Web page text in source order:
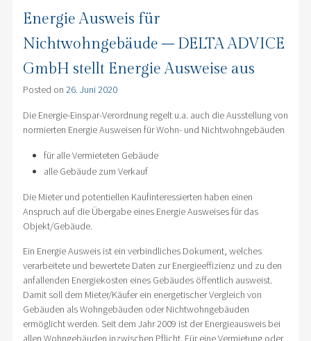
Energie Ausweis für
Nichtwohngebäude – DELTA ADVICE
GmbH stellt Energie Ausweise aus
Posted on 26. Juni 2020
Die Energie-Einspar-Verordnung regelt u.a. auch die Ausstellung von
normierten Energie Ausweisen für Wohn- und Nichtwohngebäuden
für alle Vermieteten Gebäude
alle Gebäude zum Verkauf
Die Mieter und potentiellen Kaufinteressierten haben einen
Anspruch auf die Übergabe eines Energie Ausweises für das
Objekt/Gebäude.
Ein Energie Ausweis ist ein verbindliches Dokument, welches
verarbeitete und bewertete Daten zur Energieeffizienz und zu den
anfallenden Energiekosten eines Gebäudes öffentlich ausweist.
Damit soll dem Mieter/Käufer ein energetischer Vergleich von
Gebäuden als Wohngebäuden oder Nichtwohngebäuden
ermöglicht werden. Seit dem Jahr 2009 ist der Energieausweis bei
allen Wohngebäuden inzwischen Pflicht. Für eine Vermietung oder